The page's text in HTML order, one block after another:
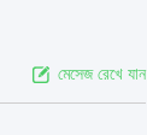
মেসেজ রেখে যান